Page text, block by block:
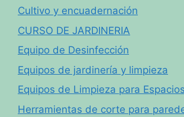
Cultivo y encuadernación
CURSO DE JARDINERIA
Equipo de Desinfección
Equipos de jardinería y limpieza
Equipos de Limpieza para
Herramientas de corte para